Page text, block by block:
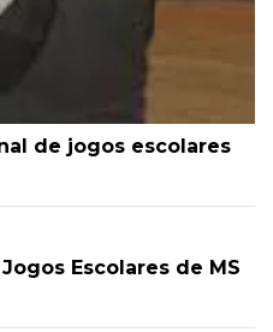
de jogos escolares
Escolares de MS